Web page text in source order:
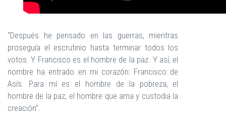
“Después he pensado en las guerras, mientras
proseguía el escrutinio hasta terminar todos los
votos. Y Francisco es el hombre de la paz. Y así, el
nombre ha entrado en mi corazón: Francisco de
Asís. Para mí es el hombre de la pobreza, el
hombre de la paz, el hombre que ama y custodia la
creación”.